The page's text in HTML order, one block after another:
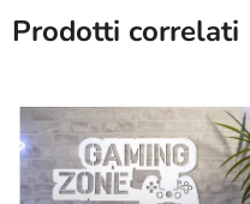
Prodotti correlati